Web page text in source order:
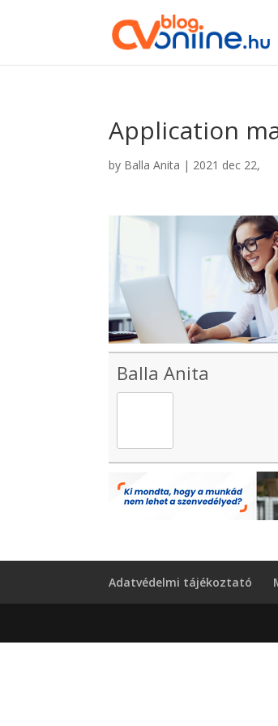
Application
by Balla Anita | 2021 dec 22,
Balla Anita
Adatvédelmi tájékoztató